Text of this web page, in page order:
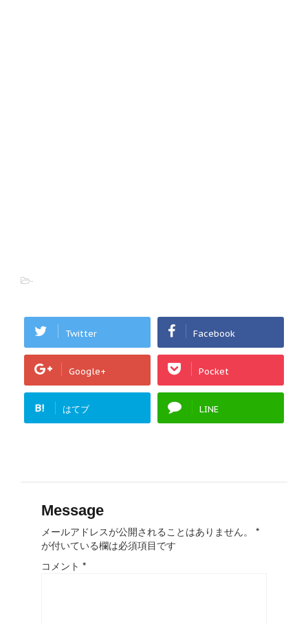
-
Twitter Facebook
Google+ Pocket
B! はてブ LINE
Message
メールアドレスが公開されることはありません。
*
が付いている欄は必須項目です
コメント *